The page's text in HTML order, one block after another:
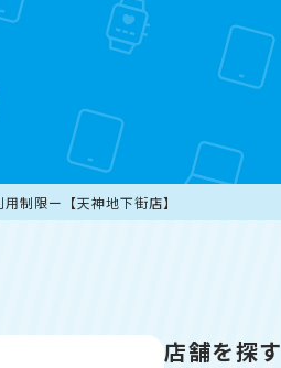
制限ー【天神地下街店】
店舗を探す